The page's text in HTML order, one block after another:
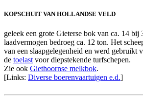
KOPSCHUIT VAN HOLLANDSE VELD
geleek een grote Gieterse bok van ca. 14 bij
laadvermogen bedroeg ca. 12 ton. Het
van een slaapgelegenheid en werd gebruikt
de toelast voor diepstekende turfschepen.
Zie ook Giethoornse melkbok.
[Links: Diverse boerenvaartuigen e.d.]